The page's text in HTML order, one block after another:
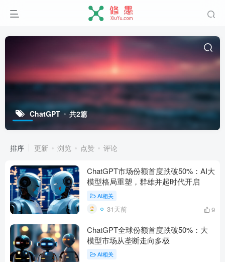
ChatGPT 共2篇
排序 更新 浏览 点赞 评论
ChatGPT市场份额首度跌破50%：AI大
模型格局重塑，群雄并起时代开启
AI相关
31天前 9
ChatGPT全球份额首度跌破50%：大
模型市场从垄断走向多极
AI相关